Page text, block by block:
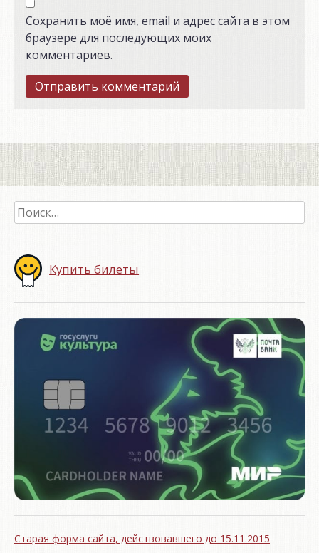
Сохранить моё имя, email и адрес сайта в этом
браузере для последующих моих
комментариев.
Найти:
Купить билеты
Старая форма сайта, действовавшего до 15.11.2015